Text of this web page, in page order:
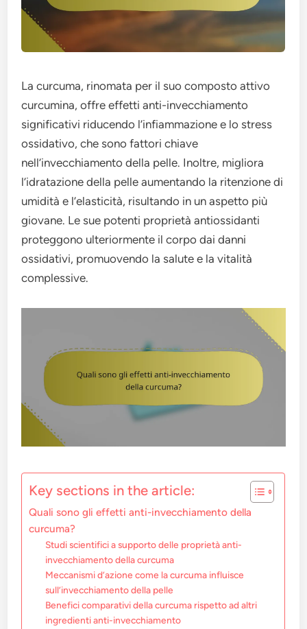
La curcuma, rinomata per il suo composto attivo
curcumina, offre effetti anti-invecchiamento
significativi riducendo l’infiammazione e lo stress
ossidativo, che sono fattori chiave
nell’invecchiamento della pelle. Inoltre, migliora
l’idratazione della pelle aumentando la ritenzione di
umidità e l’elasticità, risultando in un aspetto più
giovane. Le sue potenti proprietà antiossidanti
proteggono ulteriormente il corpo dai danni
ossidativi, promuovendo la salute e la vitalità
complessive.
Key sections in the article:
Quali sono gli effetti anti-invecchiamento della
curcuma?
Studi scientifici a supporto delle proprietà anti-
invecchiamento della curcuma
Meccanismi d’azione come la curcuma influisce
sull’invecchiamento della pelle
Benefici comparativi della curcuma rispetto ad altri
ingredienti anti-invecchiamento